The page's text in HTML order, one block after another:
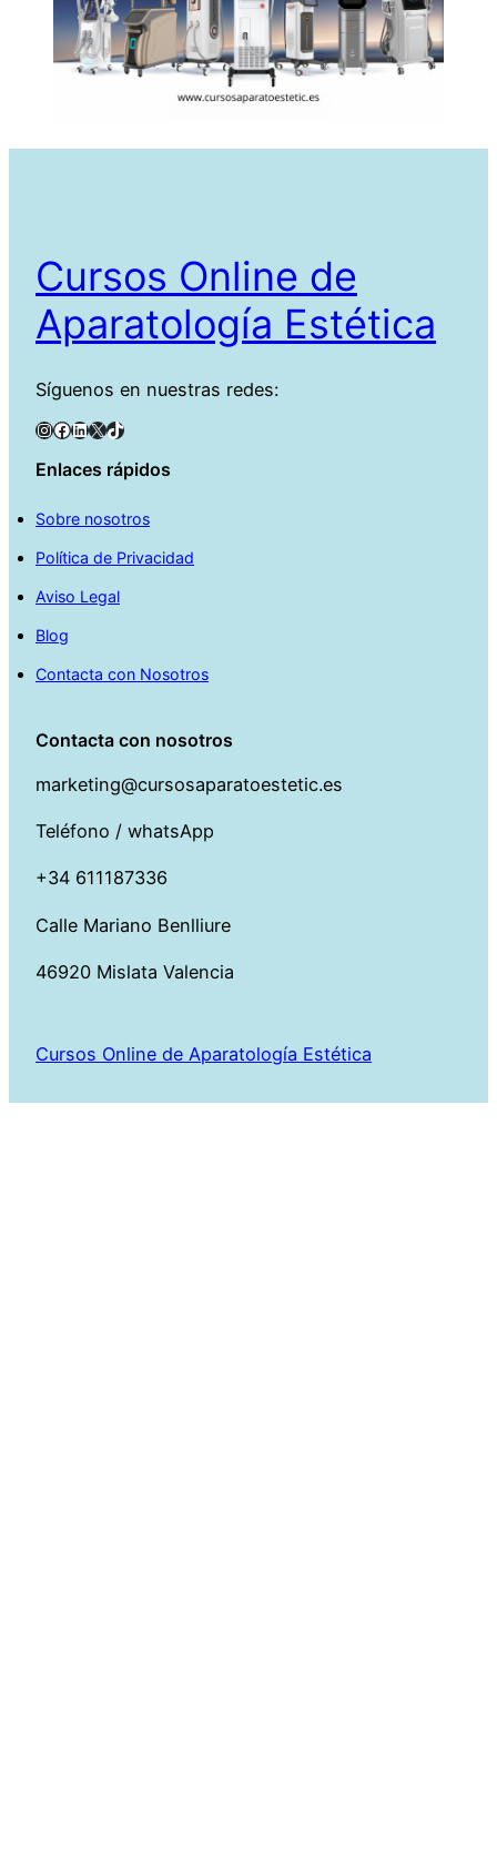
Cursos Online de
Aparatología Estética
Síguenos en nuestras redes:
InstagramFacebook LinkedIn X TikTok
Enlaces rápidos
Sobre nosotros
Política de Privacidad
Aviso Legal
Blog
Contacta con Nosotros
Contacta con nosotros
marketing@cursosaparatoestetic.es
Teléfono / whatsApp
+34 611187336
Calle Mariano Benlliure
46920 Mislata Valencia
Cursos Online de Aparatología Estética